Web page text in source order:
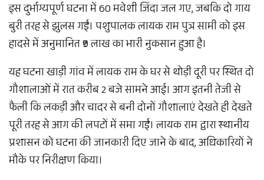
इस दुर्भाग्यपूर्ण घटना में 60 मवेशी जिंदा जल गए, जबकि दो गाय
बुरी तरह से झुलस गईं। पशुपालक लायक राम पुत्र सामी को इस
हादसे में अनुमानित ₹9 लाख का भारी नुकसान हुआ है।
​यह घटना खाड़ी गांव में लायक राम के घर से थोड़ी दूरी पर स्थित दो
गौशालाओं में रात करीब 2 बजे सामने आई। आग इतनी तेजी से
फैली कि लकड़ी और चादर से बनी दोनों गौशालाएं देखते ही देखते
पूरी तरह से आग की लपटों में समा गईं। लायक राम द्वारा स्थानीय
प्रशासन को घटना की जानकारी दिए जाने के बाद, अधिकारियों ने
मौके पर निरीक्षण किया।